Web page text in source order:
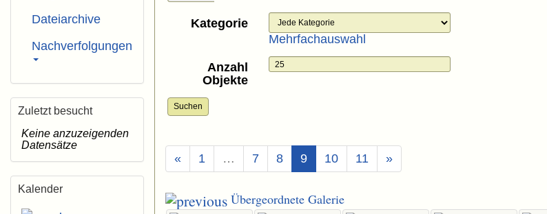
Kategorie
Mehrfachauswahl
Anzahl
Objekte
Suchen
« 1 … 7 8 9(Aktuell)
10 11 »
Übergeordnete Galerie
Dateiarchive
Nachverfolgungen
Zuletzt besucht
Keine anzuzeigenden
Datensätze
Kalender